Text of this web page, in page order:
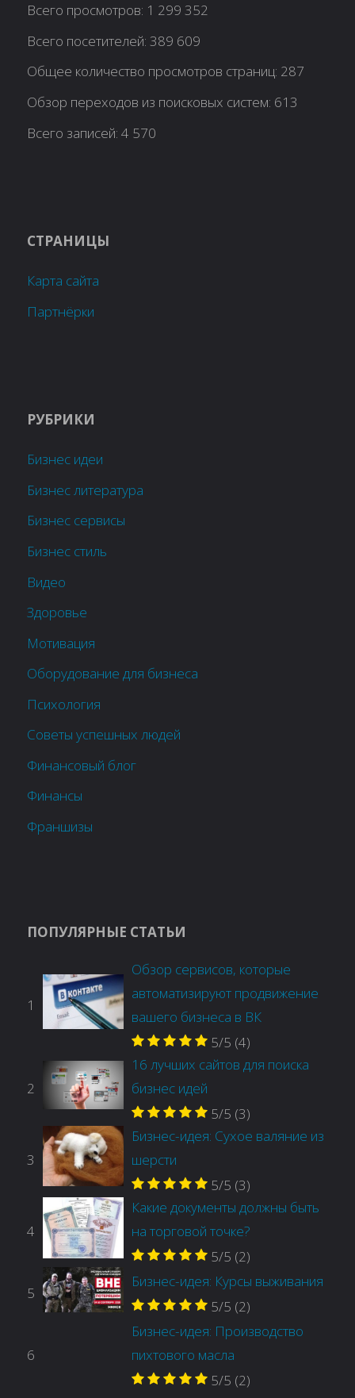
Всего просмотров: 1 299 352
Всего посетителей:389 609
Общее количество просмотров страниц: 287
Обзор переходов из поисковых систем: 613
Всего записей:4 570
СТРАНИЦЫ
Карта сайта
Партнёрки
РУБРИКИ
Бизнес идеи
Бизнес литература
Бизнес сервисы
Бизнес стиль
Видео
Здоровье
Мотивация
Оборудование для бизнеса
Психология
Советы успешных людей
Финансовый блог
Финансы
Франшизы
ПОПУЛЯРНЫЕ СТАТЬИ
1
Обзор сервисов, которые
автоматизируют продвижение
вашего бизнеса в ВК
5/5 (4)
2
16 лучших сайтов для поиска
бизнес идей
5/5 (3)
3
Бизнес-идея: Сухое валяние из
шерсти
5/5 (3)
4
Какие документы должны быть
на торговой точке?
5/5 (2)
5
Бизнес-идея: Курсы выживания
5/5 (2)
6
Бизнес-идея: Производство
пихтового масла
5/5 (2)